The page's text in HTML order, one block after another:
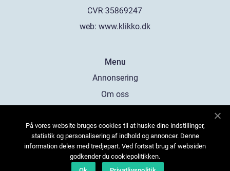
web: www.klikko.dk
Menu
Annonsering
Om oss
Kontakta oss
Sitemap
På vores website bruges cookies til at huske dine indstillinger,
statistik og personalisering af indhold og annoncer. Denne
information deles med tredjepart. Ved fortsat brug af websiden
godkender du cookiepolitikken.